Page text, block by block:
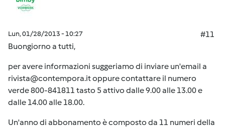
Lun, 01/28/2013 - 10:27
#11
Buongiorno a tutti,
per avere informazioni suggeriamo di inviare un'email a
rivista@contempora.itoppure contattare il numero
verde 800-841811 tasto 5 attivo dalle 9.00 alle 13.00 e
dalle 14.00 alle 18.00.
Un'anno di abbonamento è composto da 11 numeri della